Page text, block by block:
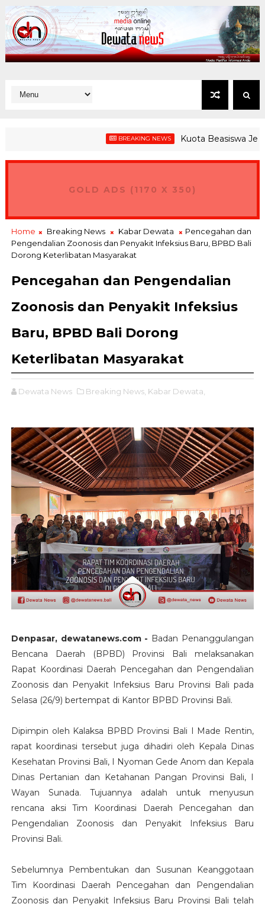
BREAKING NEWS Kuota Beasiswa
GOLD ADS (1170 X 350)
Home Breaking News Kabar Dewata
Pencegahan dan
Pengendalian Zoonosis dan Penyakit Infeksius Baru, BPBD Bali
Dorong Keterlibatan Masyarakat
Pencegahan dan Pengendalian
Zoonosis dan Penyakit Infeksius
Baru, BPBD Bali Dorong
Keterlibatan Masyarakat
Dewata News Breaking News, Kabar Dewata,
Denpasar, dewatanews.com - Badan Penanggulangan
Bencana Daerah (BPBD) Provinsi Bali melaksanakan
Rapat Koordinasi Daerah Pencegahan dan Pengendalian
Zoonosis dan Penyakit Infeksius Baru Provinsi Bali pada
Selasa (26/9) bertempat di Kantor BPBD Provinsi Bali.
Dipimpin oleh Kalaksa BPBD Provinsi Bali I Made Rentin,
rapat koordinasi tersebut juga dihadiri oleh Kepala Dinas
Kesehatan Provinsi Bali, I Nyoman Gede Anom dan Kepala
Dinas Pertanian dan Ketahanan Pangan Provinsi Bali, I
Wayan Sunada. Tujuannya adalah untuk menyusun
rencana aksi Tim Koordinasi Daerah Pencegahan dan
Pengendalian Zoonosis dan Penyakit Infeksius Baru
Provinsi Bali.
Sebelumnya Pembentukan dan Susunan Keanggotaan
Tim Koordinasi Daerah Pencegahan dan Pengendalian
Zoonosis dan Penyakit Infeksius Baru Provinsi Bali telah